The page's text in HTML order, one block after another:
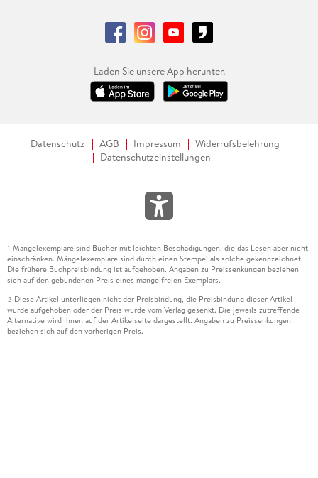
Laden Sie unsere App herunter.
Datenschutz AGB Impressum
Widerrufsbelehrung
Datenschutzeinstellungen
1 Mängelexemplare sind Bücher mit leichten Beschädigungen, die das Lesen aber nicht
einschränken. Mängelexemplare sind durch einen Stempel als solche gekennzeichnet.
Die frühere Buchpreisbindung ist aufgehoben. Angaben zu Preissenkungen beziehen
sich auf den gebundenen Preis eines mangelfreien Exemplars.
2 Diese Artikel unterliegen nicht der Preisbindung, die Preisbindung dieser Artikel
wurde aufgehoben oder der Preis wurde vom Verlag gesenkt. Die jeweils zutreffende
Alternative wird Ihnen auf der Artikelseite dargestellt. Angaben zu Preissenkungen
beziehen sich auf den vorherigen Preis.